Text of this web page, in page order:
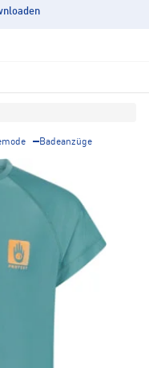
Badeanzüge